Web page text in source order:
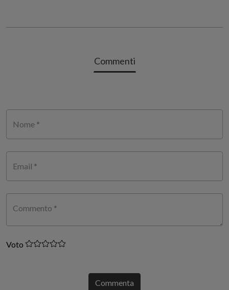
Commenti
Nome *
Email *
Commento *
Voto
Commenta